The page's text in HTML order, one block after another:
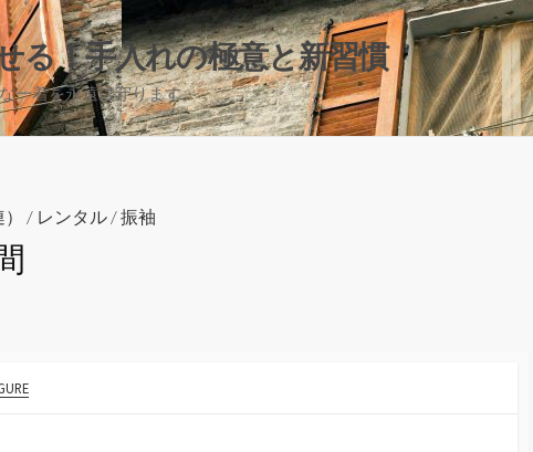
る！手入れの極意と新習慣
一着を永遠に守ります。
/ レンタル /振袖